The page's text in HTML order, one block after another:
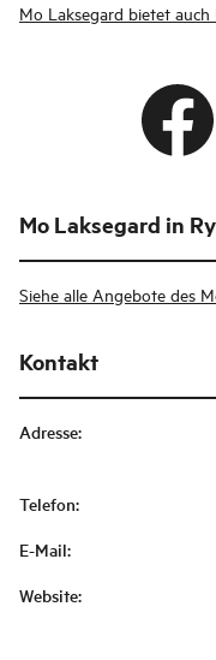
Mo Laksegard bietet
Mo Laksegard in
Siehe alle Angebote des
Kontakt
Adresse:
Telefon:
E-Mail:
Website: